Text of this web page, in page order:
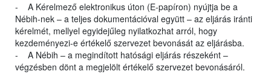
- A Kérelmező elektronikus úton (E-papíron) nyújtja be a
Nébih-nek – a teljes dokumentációval együtt – az eljárás iránti
kérelmét, mellyel egyidejűleg nyilatkozhat arról, hogy
kezdeményezi-e értékelő szervezet bevonását az eljárásba.
- A Nébih – a megindított hatósági eljárás részeként –
végzésben dönt a megjelölt értékelő szervezet bevonásáról.